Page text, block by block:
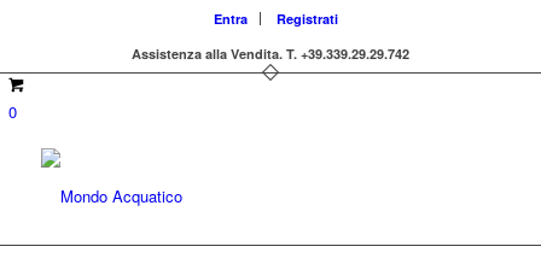
Entra
Registrati
Assistenza alla Vendita. T. +39.339.29.29.742
0